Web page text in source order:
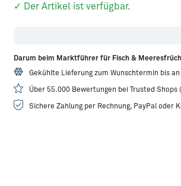
✓ Der Artikel ist verfügbar.
Darum beim Marktführer für Fisch &
Gekühlte Lieferung zum Wunschtermin bis
Über 55.000 Bewertungen bei Trusted Shops
Sichere Zahlung per Rechnung, PayPal oder